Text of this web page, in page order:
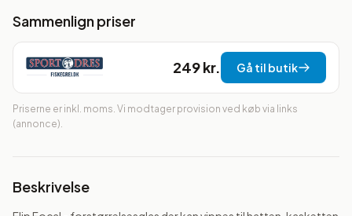
Sammenlign priser
249 kr. Gå til butik
Priserne er inkl. moms. Vi modtager provision ved køb via links
(annonce).
Beskrivelse